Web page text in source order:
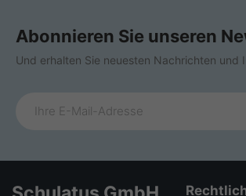
Abonnieren Sie unseren
Und erhalten Sie neuesten Nachrichten und